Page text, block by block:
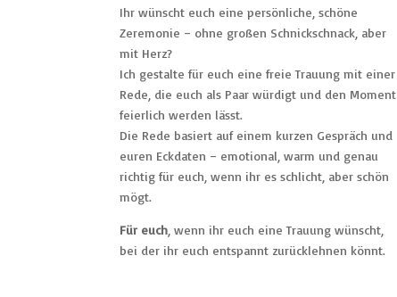
Ihr wünscht euch eine persönliche, schöne
Zeremonie – ohne großen Schnickschnack, aber
mit Herz?
Ich gestalte für euch eine freie Trauung mit einer
Rede, die euch als Paar würdigt und den Moment
feierlich werden lässt.
Die Rede basiert auf einem kurzen Gespräch und
euren Eckdaten – emotional, warm und genau
richtig für euch, wenn ihr es schlicht, aber schön
mögt.
Für euch , wenn ihr euch eine Trauung wünscht,
bei der ihr euch entspannt zurücklehnen könnt.